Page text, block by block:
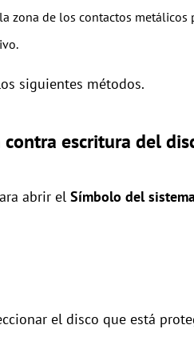
zona de los contactos metálicos
siguientes métodos.
escritura del
abrir el Símbolo del sistema
el disco que está